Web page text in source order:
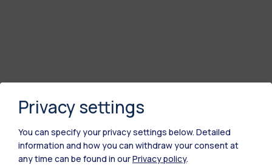
Polimi Community
Tutti i siti dell’ecosistema
Privacy settings
You can specify your privacy settings below. Detailed
information and how you can withdraw your consent at
any time can be found in ourPrivacy policy.